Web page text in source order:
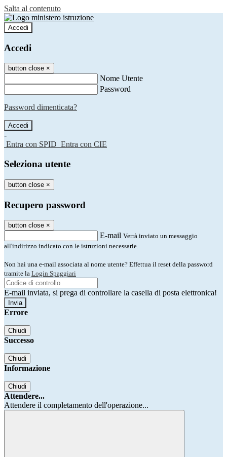
Salta al contenuto
Accedi
Accedi
button close ×
Nome Utente
Password
Password dimenticata?
-
Entra con SPID Entra con CIE
Seleziona utente
button close ×
Recupero password
button close ×
E-mail Verrà inviato un messaggio
all'indirizzo indicato con le istruzioni necessarie.
Non hai una e-mail associata al nome utente? Effettua il reset della password
tramite la Login Spaggiari
E-mail inviata, si prega di controllare la casella di posta elettronica!
Errore
Chiudi
Successo
Chiudi
Informazione
Chiudi
Attendere...
Attendere il completamento dell'operazione...